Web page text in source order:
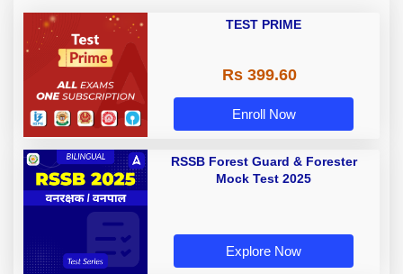
TEST PRIME
Rs 399.60
Enroll Now
RSSB Forest Guard & Forester
Mock Test 2025
Explore Now